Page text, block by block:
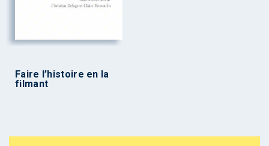
Faire l’histoire en la
filmant